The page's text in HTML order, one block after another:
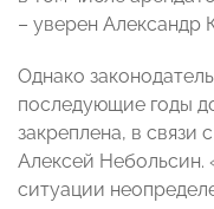
– уверен Александр
Однако
последующие годы
закреплена, в связи
Алексей Небольсин.
ситуации